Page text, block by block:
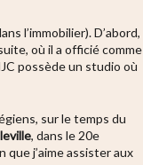
l’immobilier). D’abord,
où il a officié comme
possède un studio où
sur le temps du
, dans le 20e
que j’aime assister aux